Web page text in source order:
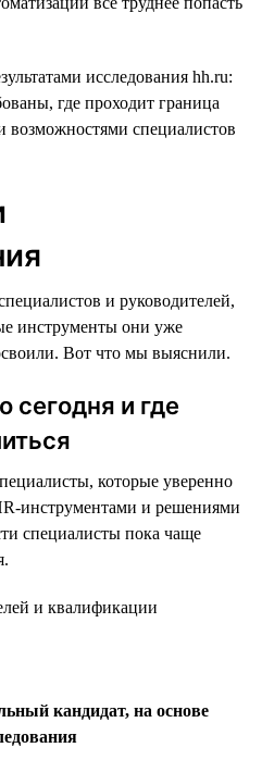
исследования hh.ru:
где проходит граница
специалистов
и руководителей,
инструменты они уже
Вот что мы выяснили.
сегодня и где
которые уверенно
инструментами и решениями
специалисты пока чаще
и квалификации
кандидат, на основе